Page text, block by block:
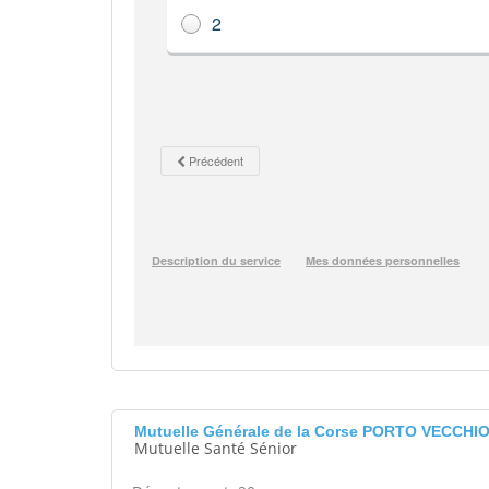
Mutuelle Générale de la Corse PORTO VECCHIO
Mutuelle Santé Sénior